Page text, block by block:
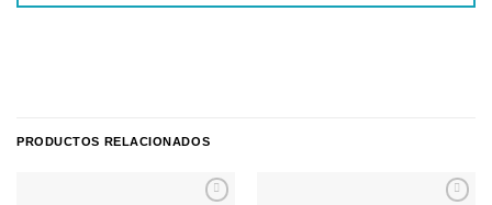
PRODUCTOS RELACIONADOS